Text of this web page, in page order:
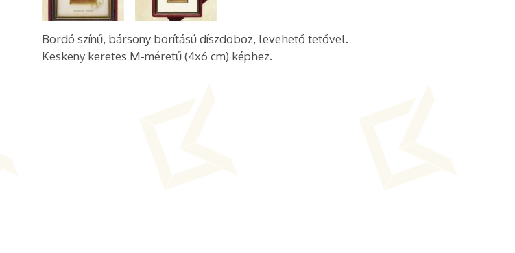
Bordó színű, bársony borítású díszdoboz, levehető tetővel.
Keskeny keretes M-méretű (4x6 cm) képhez.